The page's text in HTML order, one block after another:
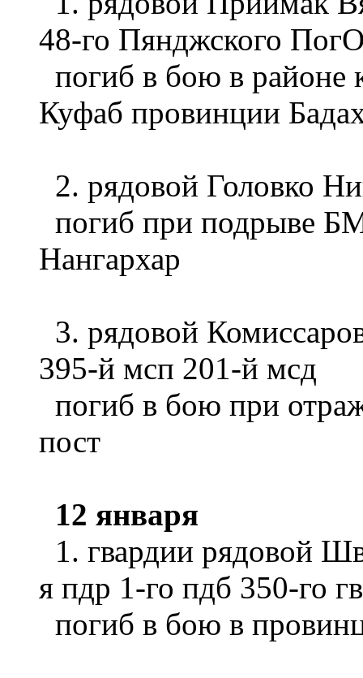
48-го Пянджского
погиб в бою в
Куфаб провинции
2. рядовой Головко
погиб при подрыве
Нангархар
3. рядовой
395-й мсп 201-й мсд
погиб в бою при
пост
12 января
1. гвардии рядовой
я пдр 1-го пдб 350-го
погиб в бою в